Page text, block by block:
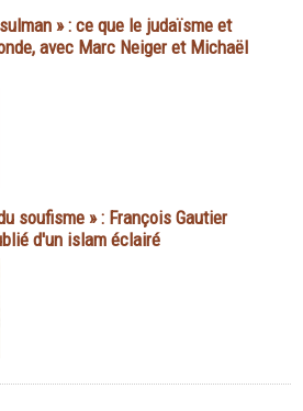
» : ce que le judaïsme et
avec Marc Neiger et Michaël
soufisme » : François Gautier
d'un islam éclairé